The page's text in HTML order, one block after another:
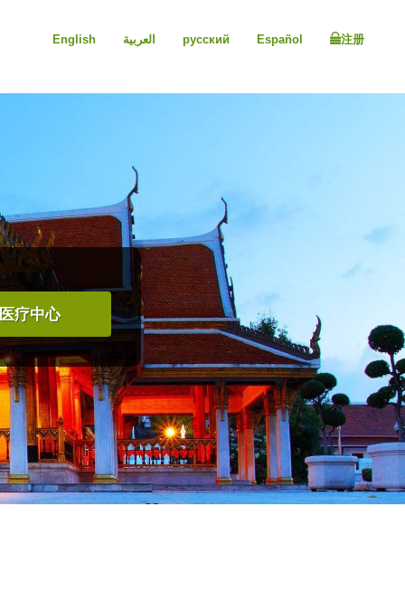
English العربية русский Español 注册
疗中心